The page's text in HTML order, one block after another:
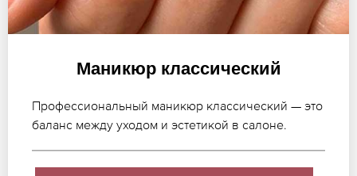
Маникюр классический
Профессиональный маникюр классический — это
баланс между уходом и эстетикой в салоне.